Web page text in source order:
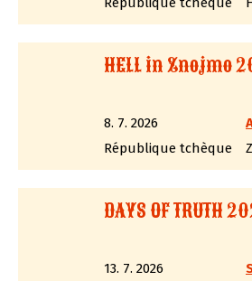
HELL in Znojmo
8. 7. 2026
République tchèque
DAYS OF TRUTH
13. 7. 2026